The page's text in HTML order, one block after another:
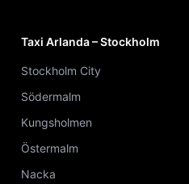
Taxi Arlanda – Stockholm
Stockholm City
Södermalm
Kungsholmen
Östermalm
Nacka